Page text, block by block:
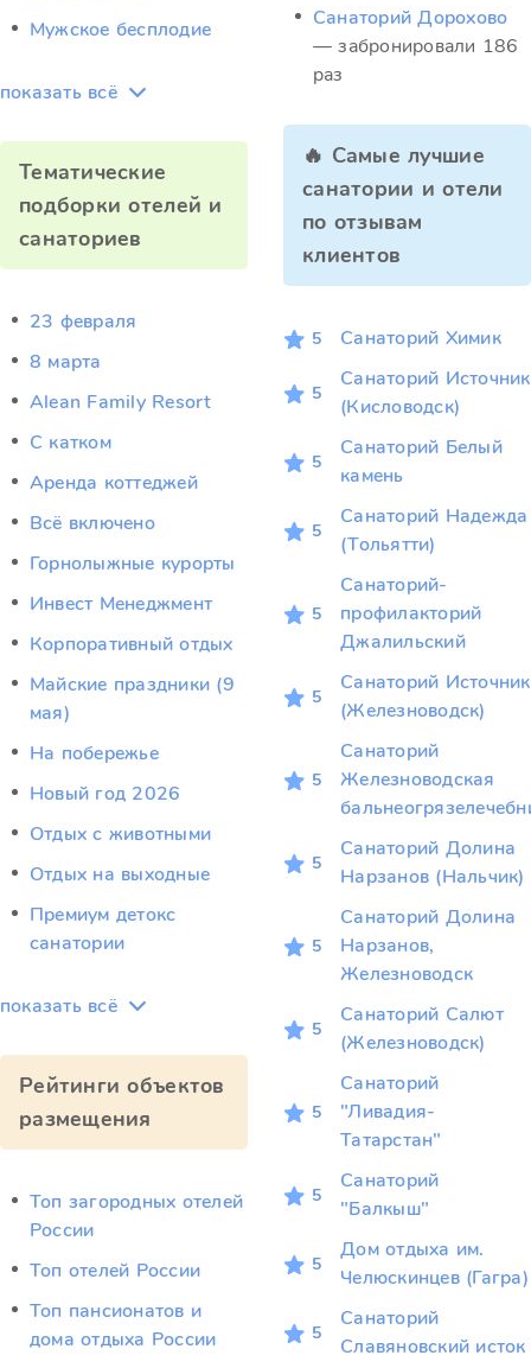
Мужское бесплодие
показать всё
Тематические
подборки отелей и
санаториев
23 февраля
8 марта
Alean Family Resort
C катком
Аренда коттеджей
Всё включено
Горнолыжные курорты
Инвест Менеджмент
Корпоративный отдых
Майские праздники (9
мая)
На побережье
Новый год 2026
Отдых c животными
Отдых на выходные
Премиум детокс
санатории
показать всё
Рейтинги объектов
размещения
Топ загородных отелей
России
Топ отелей России
Топ пансионатов и
дома отдыха России
Санаторий Дорохово
— забронировали 186
раз
🔥 Самые лучшие
санатории и отели
по отзывам
клиентов
5 Санаторий Химик
5
Санаторий Источник
(Кисловодск)
5
Санаторий Белый
камень
5
Санаторий Надежда
(Тольятти)
5
Санаторий-
профилакторий
Джалильский
5
Санаторий Источник
(Железноводск)
5
Санаторий
Железноводская
5
Санаторий Долина
Нарзанов (Нальчик)
5
Санаторий Долина
Нарзанов,
Железноводск
5
Санаторий Салют
(Железноводск)
5
Санаторий
"Ливадия-
Татарстан"
5
Санаторий
"Балкыш"
5
Дом отдыха им.
Челюскинцев (Гагра)
5
Санаторий
Славяновский исток